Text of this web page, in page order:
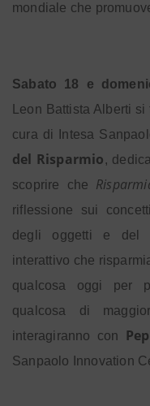
mondiale che
Sabato 18 e
Leon Battista Alberti
cura di Intesa
del Risparmio ,
scoprire che
riflessione sui
degli oggetti e del
interattivo che
qualcosa oggi per
qualcosa di
interagiranno con
Sanpaolo Innovation